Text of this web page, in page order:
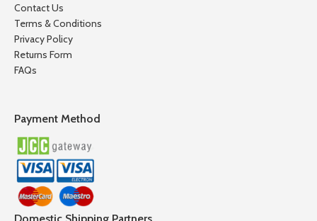
Contact Us
Terms & Conditions
Privacy Policy
Returns Form
FAQs
Payment Method
Domestic Shipping Partners